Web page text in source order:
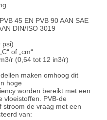
45 EN PVB 90 AAN SAE
DIN/ISO 3019
psi)
of „cm“
r (0,64 tot 12 in3/r)
maken omhoog dit
hoge
worden bereikt met een
vloeistoffen. PVB-de
stroom de vraag met een
van: